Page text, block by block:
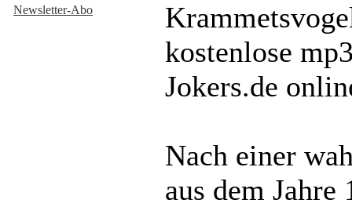
Newsletter-Abo
kostenlose
Jokers.de
Nach einer
aus dem Jahre